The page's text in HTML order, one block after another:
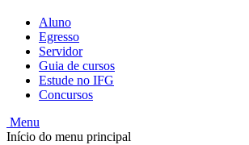
Aluno
Egresso
Servidor
Guia de cursos
Estude no IFG
Concursos
Menu
Início do menu principal